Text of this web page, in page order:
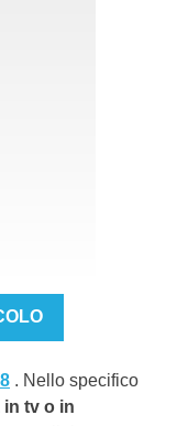
. Nello specifico
in tv o in